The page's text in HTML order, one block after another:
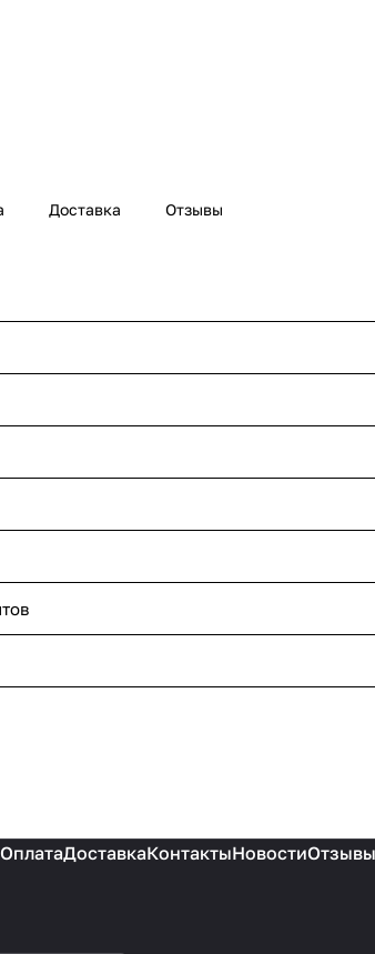
Доставка Отзывы
ОплатаДоставкаКонтактыНовостиОтзывы